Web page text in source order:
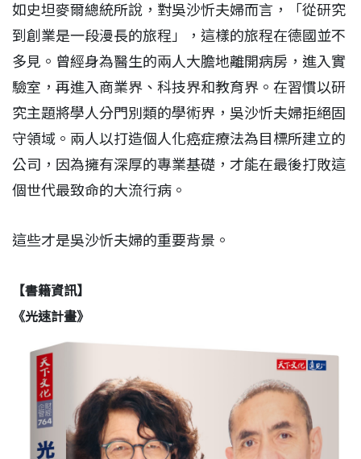
如史坦麥爾總統所說，對吳沙忻夫婦而言，「從研究
到創業是一段漫長的旅程」，這樣的旅程在德國並不
多見。曾經身為醫生的兩人大膽地離開病房，進入實
驗室，再進入商業界、科技界和教育界。在習慣以研
究主題將學人分門別類的學術界，吳沙忻夫婦拒絕固
守領域。兩人以打造個人化癌症療法為目標所建立的
公司，因為擁有深厚的專業基礎，才能在最後打敗這
個世代最致命的大流行病。
這些才是吳沙忻夫婦的重要背景。
【書籍資訊】
《光速計畫》